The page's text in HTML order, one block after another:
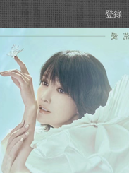
登錄